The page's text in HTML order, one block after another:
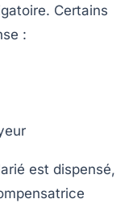
Certains
:
est dispensé,